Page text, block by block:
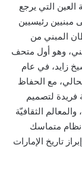
العين التي يرجع
على مبنيين رئيسيين
المبني من
العين الوطني، وهو أول متحف
زايد، في عام
مع الحفاظ
فريدة لتصميم
الثقافيّة
نظام متماسك
تاريخ الإمارات